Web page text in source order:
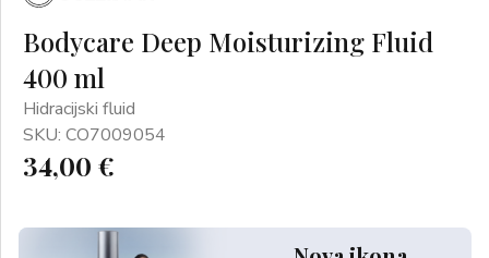
Bodycare Deep Moisturizing Fluid
400 ml
Hidracijski fluid
SKU: CO7009054
34,00 €